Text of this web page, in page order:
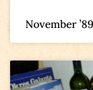
November